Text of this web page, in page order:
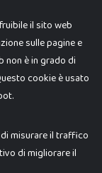
o utilizzo non
il sito web
sulle pagine e
non è in grado di
cookie è usato
misurare il traffico
di migliorare il